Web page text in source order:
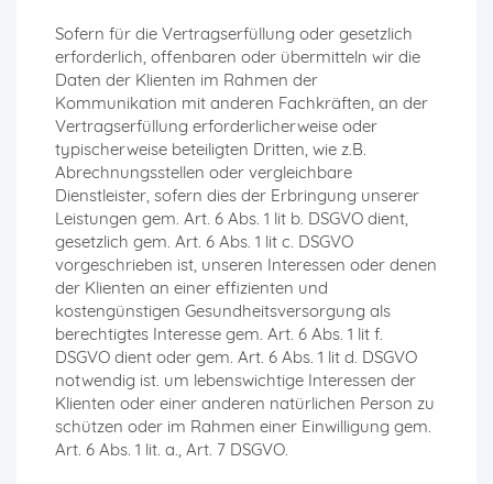
Sofern für die Vertragserfüllung oder gesetzlich
erforderlich, offenbaren oder übermitteln wir die
Daten der Klienten im Rahmen der
Kommunikation mit anderen Fachkräften, an der
Vertragserfüllung erforderlicherweise oder
typischerweise beteiligten Dritten, wie z.B.
Abrechnungsstellen oder vergleichbare
Dienstleister, sofern dies der Erbringung unserer
Leistungen gem. Art. 6 Abs. 1 lit b. DSGVO dient,
gesetzlich gem. Art. 6 Abs. 1 lit c. DSGVO
vorgeschrieben ist, unseren Interessen oder denen
der Klienten an einer effizienten und
kostengünstigen Gesundheitsversorgung als
berechtigtes Interesse gem. Art. 6 Abs. 1 lit f.
DSGVO dient oder gem. Art. 6 Abs. 1 lit d. DSGVO
notwendig ist. um lebenswichtige Interessen der
Klienten oder einer anderen natürlichen Person zu
schützen oder im Rahmen einer Einwilligung gem.
Art. 6 Abs. 1 lit. a., Art. 7 DSGVO.